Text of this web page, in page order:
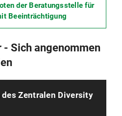
der Beratungsstelle für
Beeinträchtigung
Sich angenommen
Zentralen Diversity